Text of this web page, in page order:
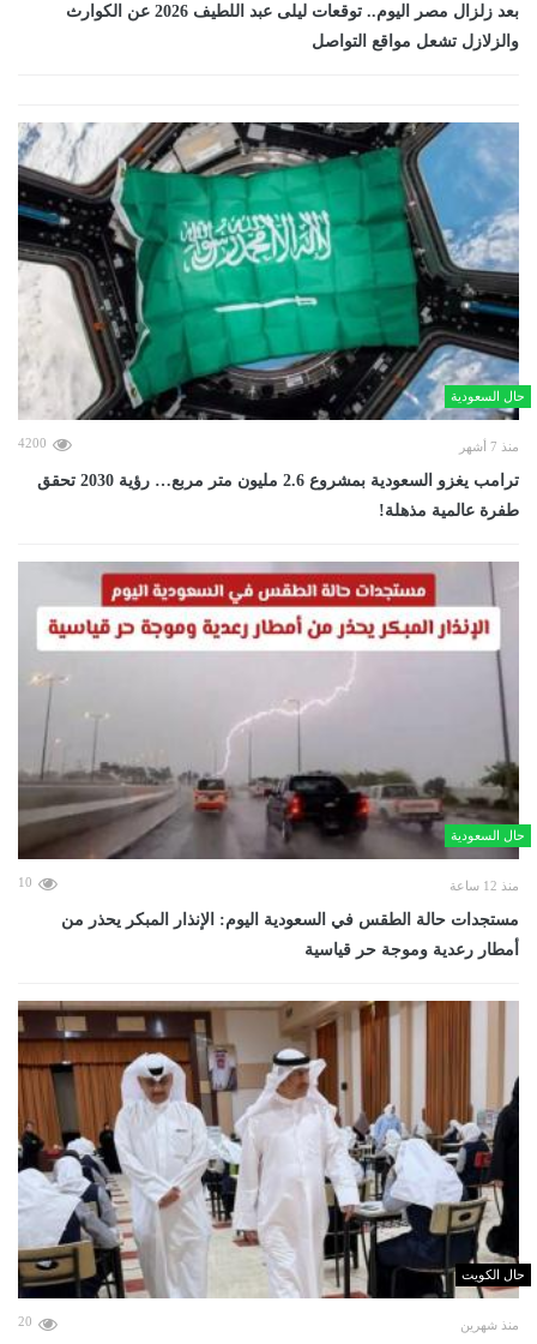
بعد زلزال مصر اليوم.. توقعات ليلى عبد اللطيف 2026 عن الكوارث
والزلازل تشعل مواقع التواصل
حال السعودية
منذ 7 أشهر 4200
ترامب يغزو السعودية بمشروع 2.6 مليون متر مربع… رؤية 2030 تحقق
طفرة عالمية مذهلة!
حال السعودية
منذ 12 ساعة 10
مستجدات حالة الطقس في السعودية اليوم: الإنذار المبكر يحذر من
أمطار رعدية وموجة حر قياسية
حال الكويت
منذ شهرين 20